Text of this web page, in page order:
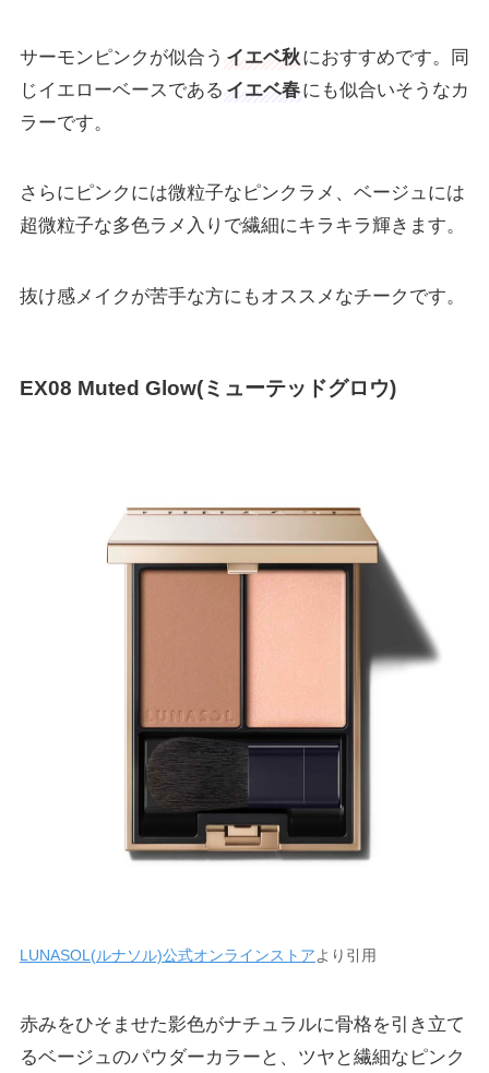
サーモンピンクが似合う イエベ秋 におすすめです。同
じイエローベースである イエベ春にも似合いそうなカ
ラーです。
さらにピンクには微粒子なピンクラメ、ベージュには
超微粒子な多色ラメ入りで繊細にキラキラ輝きます。
抜け感メイクが苦手な方にもオススメなチークです。
EX08 Muted Glow(ミューテッドグロウ)
LUNASOL(ルナソル)公式オンラインストア より引用
赤みをひそませた影色がナチュラルに骨格を引き立て
るベージュのパウダーカラーと、ツヤと繊細なピンク